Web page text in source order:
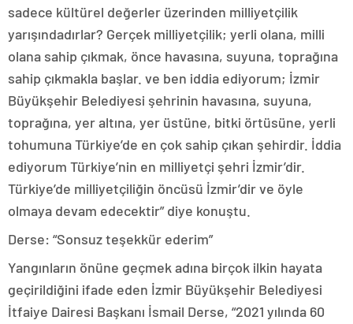
sadece kültürel değerler üzerinden milliyetçilik
yarışındadırlar? Gerçek milliyetçilik; yerli olana, milli
olana sahip çıkmak, önce havasına, suyuna, toprağına
sahip çıkmakla başlar. ve ben iddia ediyorum; İzmir
Büyükşehir Belediyesi şehrinin havasına, suyuna,
toprağına, yer altına, yer üstüne, bitki örtüsüne, yerli
tohumuna Türkiye’de en çok sahip çıkan şehirdir. İddia
ediyorum Türkiye’nin en milliyetçi şehri İzmir’dir.
Türkiye’de milliyetçiliğin öncüsü İzmir’dir ve öyle
olmaya devam edecektir” diye konuştu.
Derse: “Sonsuz teşekkür ederim”
Yangınların önüne geçmek adına birçok ilkin hayata
geçirildiğini ifade eden İzmir Büyükşehir Belediyesi
İtfaiye Dairesi Başkanı İsmail Derse, “2021 yılında 60